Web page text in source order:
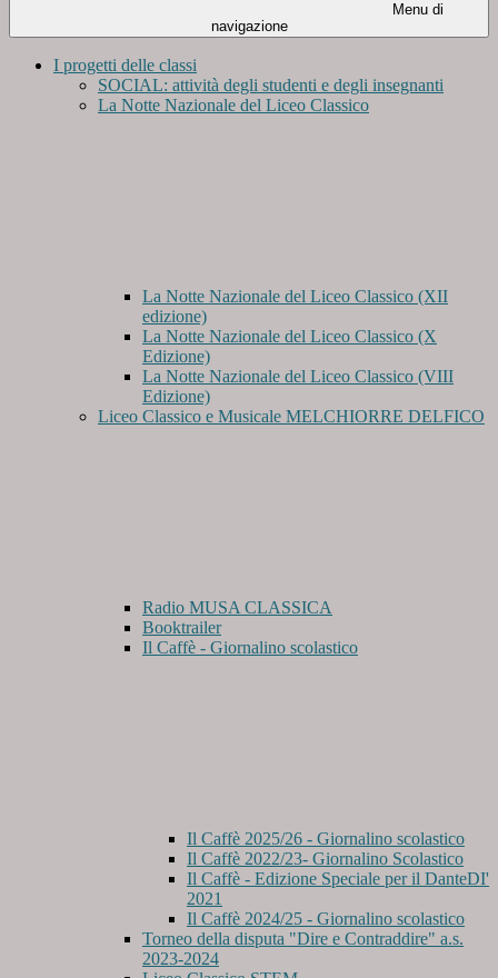
Menu di
navigazione
I progetti delle classi
SOCIAL: attività degli studenti e degli insegnanti
La Notte Nazionale del Liceo Classico
La Notte Nazionale del Liceo Classico (XII
edizione)
La Notte Nazionale del Liceo Classico (X
Edizione)
La Notte Nazionale del Liceo Classico (VIII
Edizione)
Liceo Classico e Musicale MELCHIORRE DELFICO
Radio MUSA CLASSICA
Booktrailer
Il Caffè - Giornalino scolastico
Il Caffè 2025/26 - Giornalino scolastico
Il Caffè 2022/23- Giornalino Scolastico
Il Caffè - Edizione Speciale per il DanteDI'
2021
Il Caffè 2024/25 - Giornalino scolastico
Torneo della disputa "Dire e Contraddire" a.s.
2023-2024